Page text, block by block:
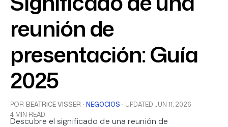
reunión de
presentación: Guía
2025
POR BEATRICE VISSER · NEGOCIOS · UPDATED JUN 11, 2026
4 MIN READ
Descubre el significado de una reunión de